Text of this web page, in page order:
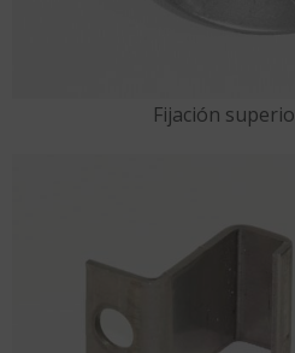
Fijación